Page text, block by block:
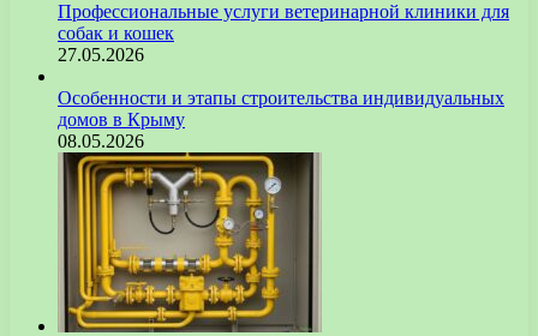
Профессиональные услуги ветеринарной клиники для
собак и кошек
27.05.2026
Особенности и этапы строительства индивидуальных
домов в Крыму
08.05.2026